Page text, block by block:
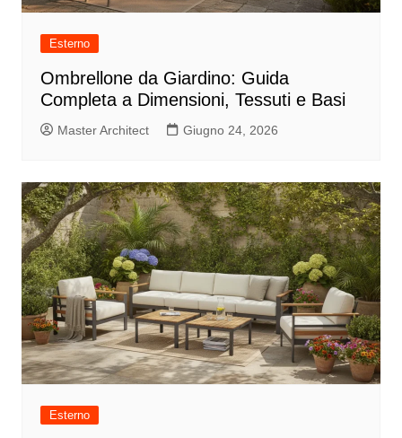
Esterno
Ombrellone da Giardino: Guida
Completa a Dimensioni, Tessuti e Basi
Master Architect Giugno 24, 2026
Esterno